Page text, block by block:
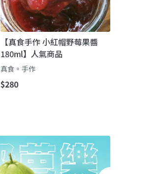
【真食手作 小紅帽野莓果醬
180ml】人氣商品
真食。手作
$280